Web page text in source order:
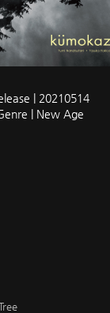
| 20210514
| New Age